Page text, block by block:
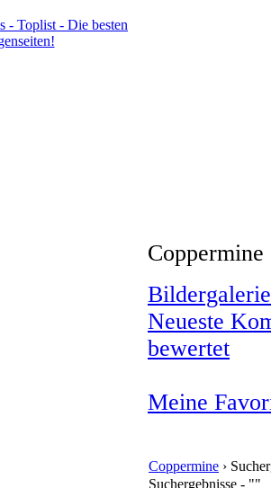
Coppermine
Neueste
bewertet
Meine
Coppermine ›
Suchergebnisse - ""